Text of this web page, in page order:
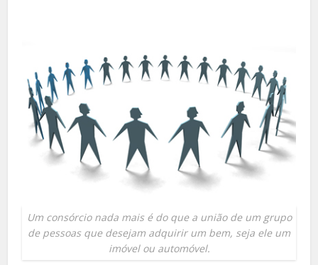
Um consórcio nada mais é do que a união de um grupo
de pessoas que desejam adquirir um bem, seja ele um
imóvel ou automóvel.